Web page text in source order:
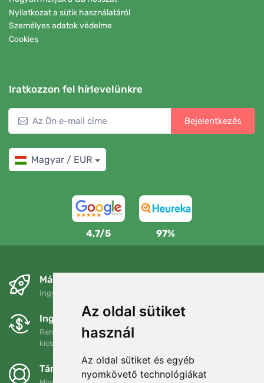
Az oldal sütiket
használ
Az oldal sütiket és egyéb
nyomkövető technológiákat
Nyilatkozat a sütik használatáról
Személyes adatok védelme
Cookies
Iratkozzon fel hírlevelünkre
Bejelentkezés
Magyar / EUR
4,7/5 97%
Másnapra és ingyenesen
Ingyenes szállítás a következő összeg felett: 80 EUR
Ingyenes csere és visszaküldés
Rendelését 90 napon belül bármikor visszaküldheti vagy
kicserélheti.
Támogatjuk a Trees.org-ot